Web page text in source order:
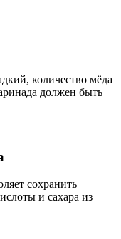
количество мёда
должен быть
сохранить
и сахара из